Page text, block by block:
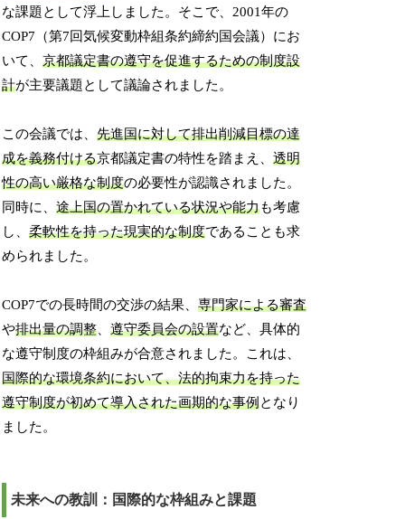
な課題として浮上しました。そこで、2001年の
COP7（第7回気候変動枠組条約締約国会議）にお
いて、京都議定書の遵守を促進するための制度設
計が主要議題として議論されました。
この会議では、先進国に対して排出削減目標の達
成を義務付ける京都議定書の特性を踏まえ、透明
性の高い厳格な制度の必要性が認識されました。
同時に、途上国の置かれている状況や能力も考慮
し、柔軟性を持った現実的な制度であることも求
められました。
COP7での長時間の交渉の結果、専門家による審査
や排出量の調整、遵守委員会の設置など、具体的
な遵守制度の枠組みが合意されました。これは、
国際的な環境条約において、法的拘束力を持った
遵守制度が初めて導入された画期的な事例となり
ました。
未来への教訓：国際的な枠組みと課題